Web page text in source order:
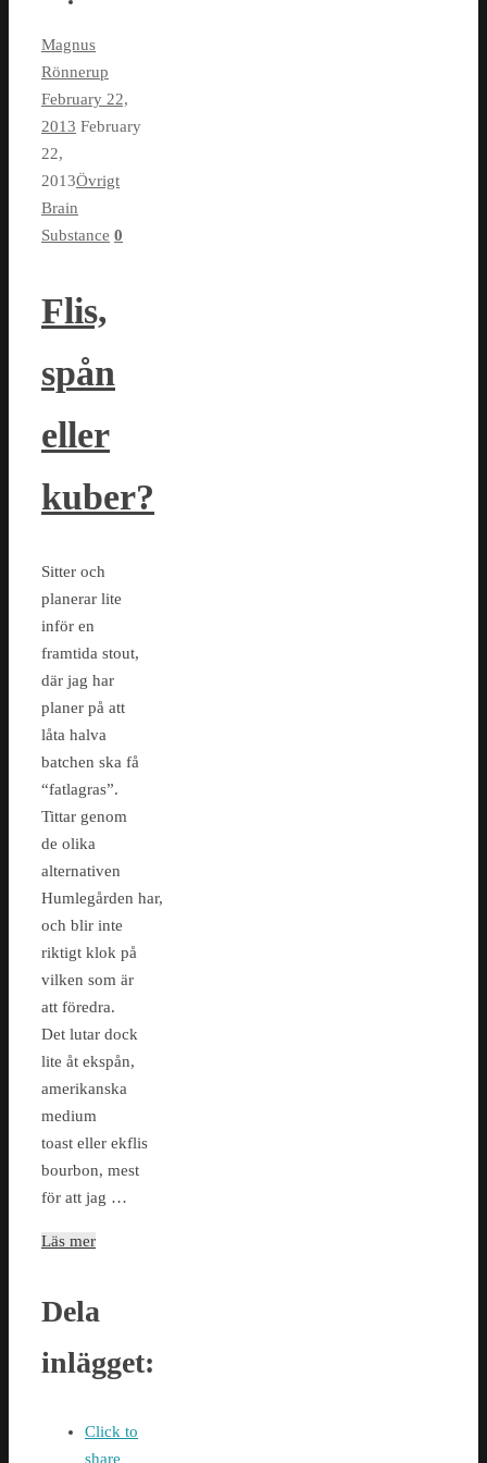
Magnus
Rönnerup
February 22,
2013 February
22,
2013Övrigt
Brain
Substance 0
Flis,
spån
eller
kuber?
Sitter och
planerar lite
inför en
framtida stout,
där jag har
planer på att
låta halva
batchen ska få
“fatlagras”.
Tittar genom
de olika
alternativen
Humlegården har,
och blir inte
riktigt klok på
vilken som är
att föredra.
Det lutar dock
lite åt ekspån,
amerikanska
medium
toast eller ekflis
bourbon, mest
för att jag …
Läs mer
Dela
inlägget:
Click to
share